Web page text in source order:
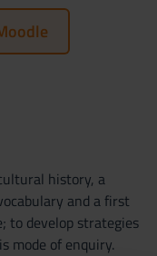
history, a
and a first
develop strategies
mode of enquiry.